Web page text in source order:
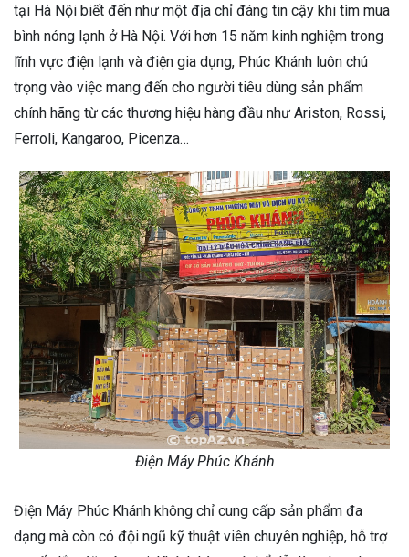
tại Hà Nội biết đến như một địa chỉ đáng tin cậy khi tìm mua
bình nóng lạnh ở Hà Nội. Với hơn 15 năm kinh nghiệm trong
lĩnh vực điện lạnh và điện gia dụng, Phúc Khánh luôn chú
trọng vào việc mang đến cho người tiêu dùng sản phẩm
chính hãng từ các thương hiệu hàng đầu như Ariston, Rossi,
Ferroli, Kangaroo, Picenza…
Điện Máy Phúc Khánh
Điện Máy Phúc Khánh không chỉ cung cấp sản phẩm đa
dạng mà còn có đội ngũ kỹ thuật viên chuyên nghiệp, hỗ trợ